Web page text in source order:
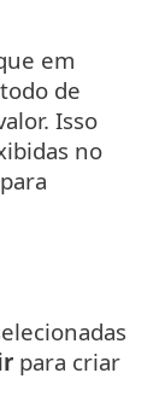
em
de
Isso
no
para
para criar